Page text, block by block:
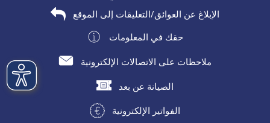
الإبلاغ عن العوائق/التعليقات إلى الموقع
حقك في المعلومات
ملاحظات على الاتصالات الإلكترونية
الصيانة عن بعد
الفواتير الإلكترونية